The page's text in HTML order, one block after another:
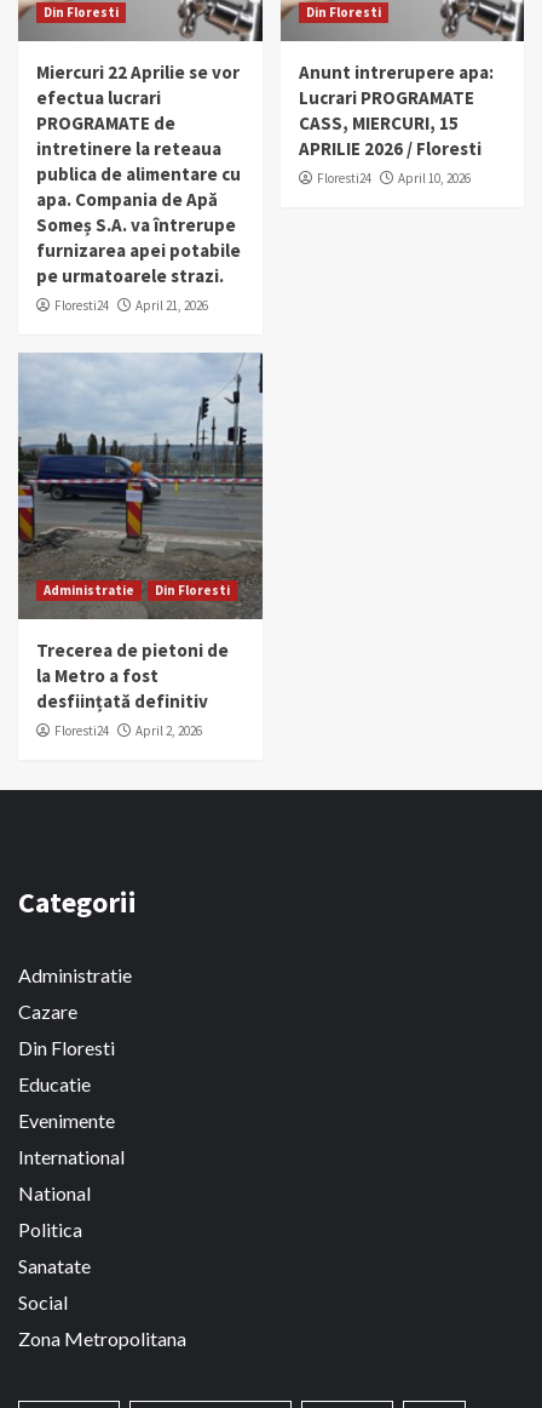
Din Floresti
Miercuri 22 Aprilie se vor
efectua lucrari
PROGRAMATE de
intretinere la reteaua
publica de alimentare cu
apa. Compania de Apă
Someș S.A. va întrerupe
furnizarea apei potabile
pe urmatoarele strazi.
Floresti24 April 21, 2026
Din Floresti
Anunt intrerupere apa:
Lucrari PROGRAMATE
CASS, MIERCURI, 15
APRILIE 2026 / Floresti
Floresti24 April 10, 2026
Administratie Din Floresti
Trecerea de pietoni de
la Metro a fost
desființată definitiv
Floresti24 April 2, 2026
Categorii
Administratie
Cazare
Din Floresti
Educatie
Evenimente
International
National
Politica
Sanatate
Social
Zona Metropolitana